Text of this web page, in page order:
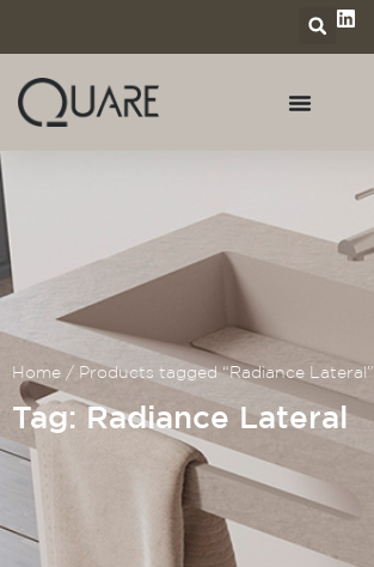
Home / Products tagged “Radiance Lateral”
Tag: Radiance Lateral